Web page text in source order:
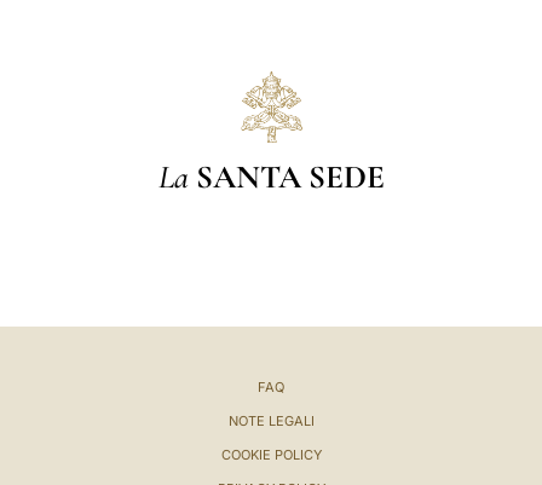
La SANTA SEDE
FAQ
NOTE LEGALI
COOKIE POLICY